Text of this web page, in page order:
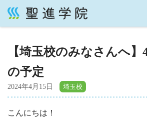
コ
テ
ツ
へ
ス
キ
【埼玉校のみなさんへ】
の予定
2024年4月15日
こんにちは！